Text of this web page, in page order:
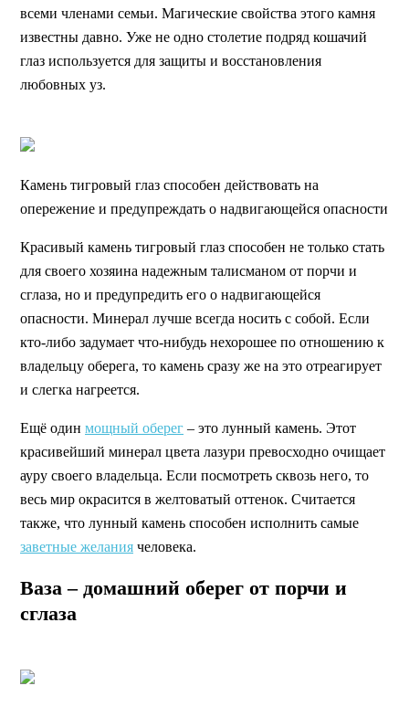
всеми членами семьи. Магические свойства этого камня
известны давно. Уже не одно столетие подряд кошачий
глаз используется для защиты и восстановления
любовных уз.
Камень тигровый глаз способен действовать на
опережение и предупреждать о надвигающейся опасности
Красивый камень тигровый глаз способен не только стать
для своего хозяина надежным талисманом от порчи и
сглаза, но и предупредить его о надвигающейся
опасности. Минерал лучше всегда носить с собой. Если
кто-либо задумает что-нибудь нехорошее по отношению к
владельцу оберега, то камень сразу же на это отреагирует
и слегка нагреется.
Ещё один мощный оберег – это лунный камень. Этот
красивейший минерал цвета лазури превосходно очищает
ауру своего владельца. Если посмотреть сквозь него, то
весь мир окрасится в желтоватый оттенок. Считается
также, что лунный камень способен исполнить самые
заветные желания человека.
Ваза – домашний оберег от порчи и
сглаза